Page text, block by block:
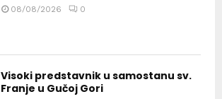
08/08/2026 0
Visoki predstavnik u samostanu sv.
Franje u Gučoj Gori